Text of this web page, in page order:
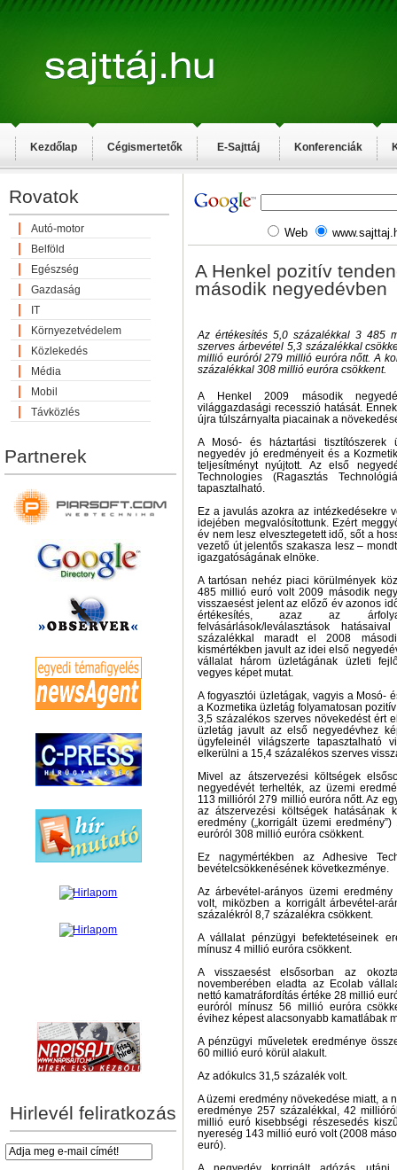
Kezdőlap Cégismertetők E-Sajttáj Konferenciák
Rovatok
Autó-motor
Belföld
Egészség
Gazdaság
IT
Környezetvédelem
Közlekedés
Média
Mobil
Távközlés
Partnerek
Hirlevél feliratkozás
Web
A Henkel pozitív
második negyedévben
Az értékesítés 5,0 százalékkal 3 485
szerves árbevétel 5,3 százalékkal
millió euróról 279 millió euróra nőtt. A
százalékkal 308 millió euróra csökkent.
A Henkel 2009 második
világgazdasági recesszió hatását.
újra túlszárnyalta piacainak a
A Mosó- és háztartási tisztítószerek
negyedév jó eredményeit és a
teljesítményt nyújtott. Az első
Technologies (Ragasztás
tapasztalható.
Ez a javulás azokra az intézkedésekre
idejében megvalósítottunk. Ezért
év nem lesz elvesztegetett idő, sőt a
vezető út jelentős szakasza lesz –
igazgatóságának elnöke.
A tartósan nehéz piaci körülmények
485 millió euró volt 2009 második
visszaesést jelent az előző év azonos
értékesítés, azaz az
felvásárlások/leválasztások
százalékkal maradt el 2008
kismértékben javult az idei első
vállalat három üzletágának üzleti
vegyes képet mutat.
A fogyasztói üzletágak, vagyis a Mosó-
a Kozmetika üzletág folyamatosan
3,5 százalékos szerves növekedést ért
üzletág javult az első negyedévhez
ügyfeleinél világszerte tapasztalható
elkerülni a 15,4 százalékos szerves
Mivel az átszervezési költségek
negyedévét terhelték, az üzemi
113 millióról 279 millió euróra nőtt. Az
az átszervezési költségek hatásának
eredmény („korrigált üzemi
euróról 308 millió euróra csökkent.
Ez nagymértékben az Adhesive
bevételcsökkenésének következménye.
Az árbevétel-arányos üzemi
volt, miközben a korrigált árbevétel-
százalékról 8,7 százalékra csökkent.
A vállalat pénzügyi befektetéseinek
mínusz 4 millió euróra csökkent.
A visszaesést elsősorban az
novemberében eladta az Ecolab
nettó kamatráfordítás értéke 28 millió
euróról mínusz 56 millió euróra
évihez képest alacsonyabb kamatlábak
A pénzügyi műveletek eredménye
60 millió euró körül alakult.
Az adókulcs 31,5 százalék volt.
A üzemi eredmény növekedése miatt, a
eredménye 257 százalékkal, 42
millió euró kisebbségi részesedés
nyereség 143 millió euró volt (2008
euró).